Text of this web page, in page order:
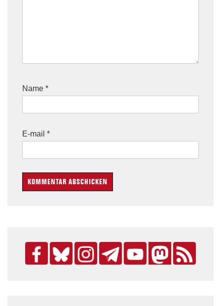
Name *
E-mail *